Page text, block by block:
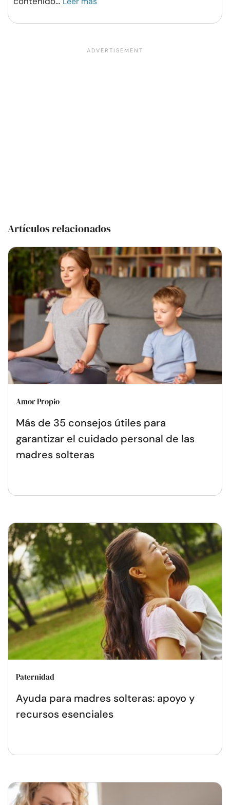
Artículos relacionados
Amor Propio
Más de 35 consejos útiles para
garantizar el cuidado personal de las
madres solteras
Paternidad
Ayuda para madres solteras: apoyo y
recursos esenciales